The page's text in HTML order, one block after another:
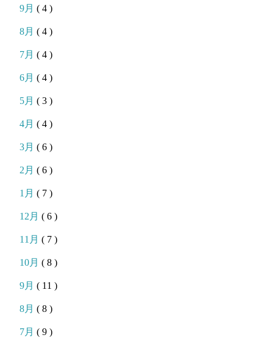
9月( 4 )
8月( 4 )
7月( 4 )
6月( 4 )
5月( 3 )
4月( 4 )
3月( 6 )
2月( 6 )
1月( 7 )
12月( 6 )
11月( 7 )
10月( 8 )
9月( 11 )
8月( 8 )
7月( 9 )